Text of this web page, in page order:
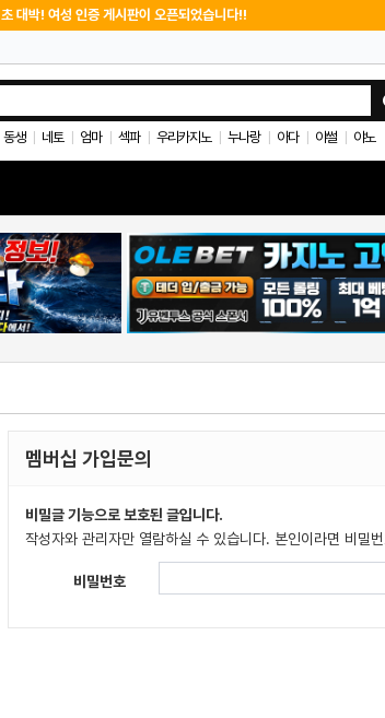
초 대박! 여성 인증 게시판이 오픈되었습니다!!
동생 네토 엄마 섹파 우리카지노 누나랑 아다 야썰 야노
멤버십 가입문의
비밀글 기능으로 보호된 글입니다.
작성자와 관리자만 열람하실 수 있습니다. 본인이라면 비밀
비밀번호